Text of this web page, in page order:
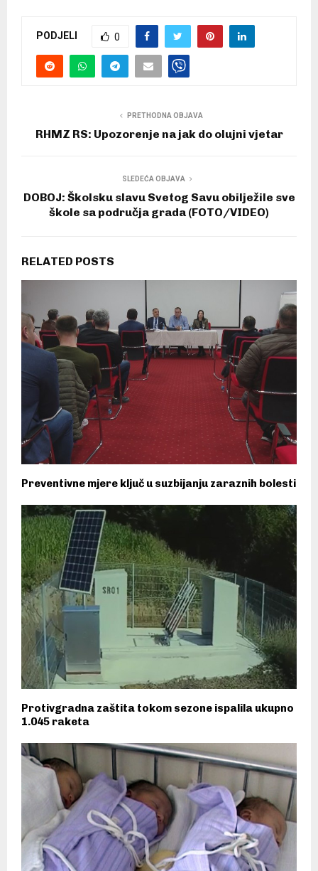
PODJELI 0
PRETHODNA OBJAVA
RHMZ RS: Upozorenje na jak do olujni vjetar
SLEDEĆA OBJAVA
DOBOJ: Školsku slavu Svetog Savu obilježile sve
škole sa područja grada (FOTO/VIDEO)
RELATED POSTS
Preventivne mjere ključ u suzbijanju zaraznih bolesti
Protivgradna zaštita tokom sezone ispalila ukupno
1.045 raketa